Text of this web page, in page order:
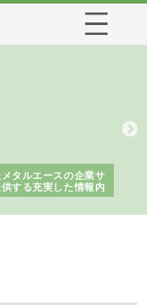
ＳＡの事業内容と強
説